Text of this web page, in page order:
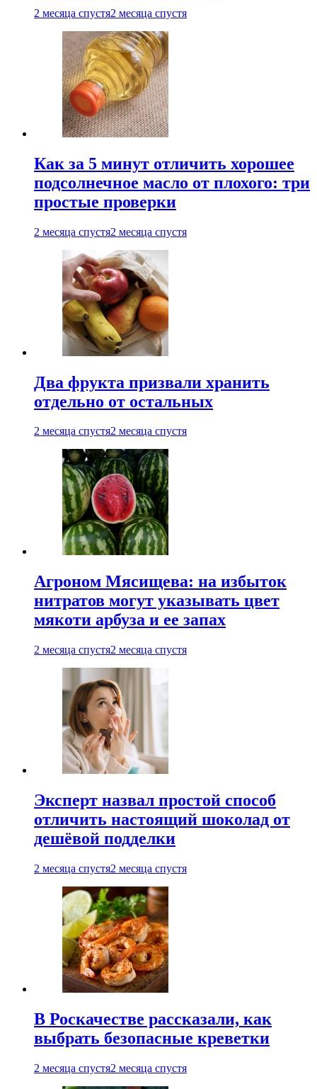
2 месяца спустя2 месяца спустя
Как за 5 минут отличить хорошее
подсолнечное масло от плохого: три
простые проверки
2 месяца спустя2 месяца спустя
Два фрукта призвали хранить
отдельно от остальных
2 месяца спустя2 месяца спустя
Агроном Мясищева: на избыток
нитратов могут указывать цвет
мякоти арбуза и ее запах
2 месяца спустя2 месяца спустя
Эксперт назвал простой способ
отличить настоящий шоколад от
дешёвой подделки
2 месяца спустя2 месяца спустя
В Роскачестве рассказали, как
выбрать безопасные креветки
2 месяца спустя2 месяца спустя